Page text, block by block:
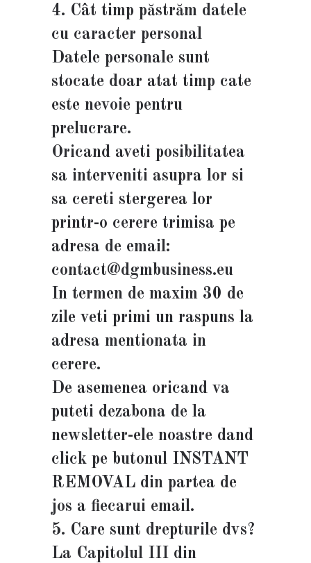
4. Cât timp păstrăm datele
cu caracter personal
Datele personale sunt
stocate doar atat timp cate
este nevoie pentru
prelucrare.
Oricand aveti posibilitatea
sa interveniti asupra lor si
sa cereti stergerea lor
printr-o cerere trimisa pe
adresa de email:
contact@dgmbusiness.eu
In termen de maxim 30 de
zile veti primi un raspuns la
adresa mentionata in
cerere.
De asemenea oricand va
puteti dezabona de la
newsletter-ele noastre dand
click pe butonul INSTANT
REMOVAL din partea de
jos a fiecarui email.
5. Care sunt drepturile dvs?
La Capitolul III din